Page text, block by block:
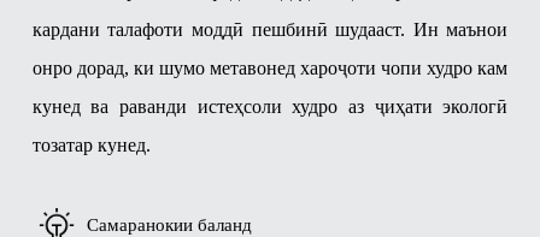
кардани талафоти моддӣ пешбинӣ шудааст. Ин маънои
онро дорад, ки шумо метавонед хароҷоти чопи худро кам
кунед ва раванди истеҳсоли худро аз ҷиҳати экологӣ
тозатар кунед.
Самаранокии баланд